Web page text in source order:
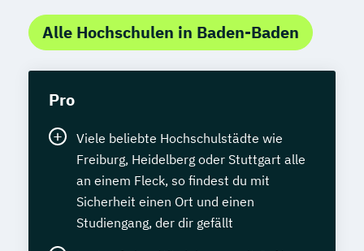
Alle Hochschulen in Baden-Baden
Pro
Viele beliebte Hochschulstädte wie
Freiburg, Heidelberg oder Stuttgart alle
an einem Fleck, so findest du mit
Sicherheit einen Ort und einen
Studiengang, der dir gefällt